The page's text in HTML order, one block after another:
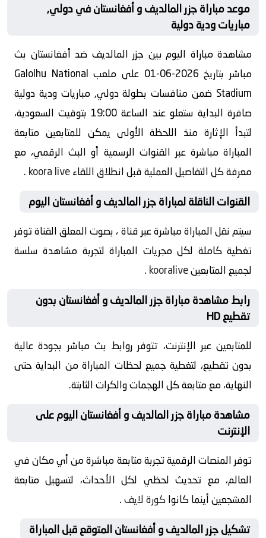
موعد مباراة جزر المالديف و أفغانستان في دولي,
مباريات ودية دولية
مشاهدة مباراة اليوم بين جزر المالديف ضد أفغانستان بث
مباشر بتاريخ 2026-06-01 على ملعب Galolhu National
Stadium ضمن منافسات بطولة دولي, مباريات ودية دولية
صافرة البداية ستعلو عند الساعة 19:00 بتوقيت السعودية،
لتبدأ الإثارة منذ اللحظة الأولى يمكن للمتابعين متابعة
المباراة مباشرة عبر القنوات الرسمية أو البث الرقمي، مع
معرفة كل التفاصيل العملية قبل انطلاق اللقاءkoora live
.
القنوات الناقلة لمباراة جزر المالديف و أفغانستان اليوم
سيتم نقل المباراة مباشرة عبر قناة ، بصوت المعلق القناة توفر
تغطية كاملة لكل مجريات المباراة لتجربة مشاهدة سلسة
لجميع المتابعينkooralive
.
رابط مشاهدة مباراة جزر المالديف و أفغانستان بدون
تقطيع HD
للمتابعين عبر الإنترنت، تتوفر روابط بث مباشر بجودة عالية
بدون تقطيع، لتغطية جميع لحظات المباراة من البداية حتى
النهاية، مع متابعة كل الهجمات والكرات الثابتة.
مشاهدة مباراة جزر المالديف و أفغانستان اليوم على
الإنترنت
توفر المنصات الرقمية تجربة متابعة مباشرة من أي مكان في
العالم، مع تحديث لحظي لكل الأحداث، لتسهيل متابعة
المشجعين أينما كانواكورة لايف.
تشكيل جزر المالديف و أفغانستان المتوقع قبل المباراة